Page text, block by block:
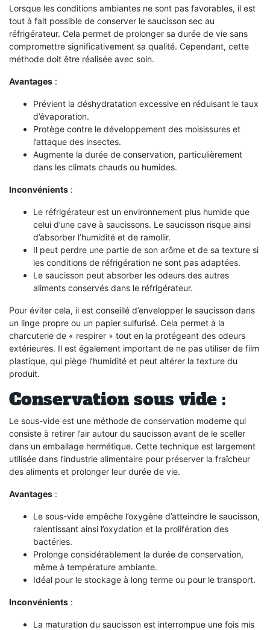
Lorsque les conditions ambiantes ne sont pas favorables, il est
tout à fait possible de conserver le saucisson sec au
réfrigérateur. Cela permet de prolonger sa durée de vie sans
compromettre significativement sa qualité. Cependant, cette
méthode doit être réalisée avec soin.
Avantages :
Prévient la déshydratation excessive en réduisant le taux
d’évaporation.
Protège contre le développement des moisissures et
l’attaque des insectes.
Augmente la durée de conservation, particulièrement
dans les climats chauds ou humides.
Inconvénients :
Le réfrigérateur est un environnement plus humide que
celui d’une cave à saucissons. Le saucisson risque ainsi
d’absorber l’humidité et de ramollir.
Il peut perdre une partie de son arôme et de sa texture si
les conditions de réfrigération ne sont pas adaptées.
Le saucisson peut absorber les odeurs des autres
aliments conservés dans le réfrigérateur.
Pour éviter cela, il est conseillé d’envelopper le saucisson dans
un linge propre ou un papier sulfurisé. Cela permet à la
charcuterie de « respirer » tout en la protégeant des odeurs
extérieures. Il est également important de ne pas utiliser de film
plastique, qui piège l’humidité et peut altérer la texture du
produit.
Conservation sous vide :
Le sous-vide est une méthode de conservation moderne qui
consiste à retirer l’air autour du saucisson avant de le sceller
dans un emballage hermétique. Cette technique est largement
utilisée dans l’industrie alimentaire pour préserver la fraîcheur
des aliments et prolonger leur durée de vie.
Avantages :
Le sous-vide empêche l’oxygène d’atteindre le saucisson,
ralentissant ainsi l’oxydation et la prolifération des
bactéries.
Prolonge considérablement la durée de conservation,
même à température ambiante.
Idéal pour le stockage à long terme ou pour le transport.
Inconvénients :
La maturation du saucisson est interrompue une fois mis